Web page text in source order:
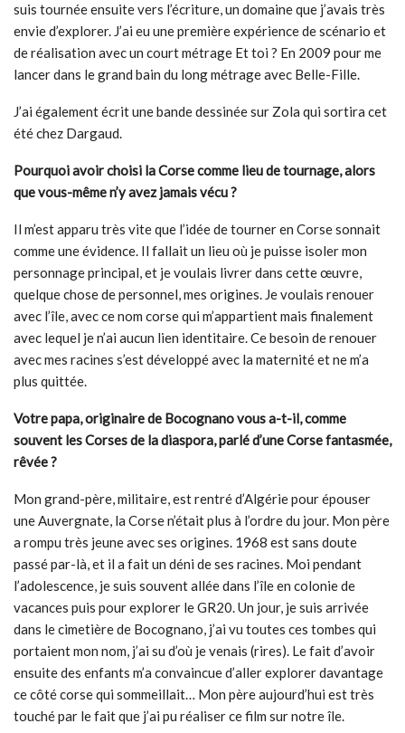
suis tournée ensuite vers l’écriture, un domaine que j’avais très
envie d’explorer. J’ai eu une première expérience de scénario et
de réalisation avec un court métrage Et toi ? En 2009 pour me
lancer dans le grand bain du long métrage avec Belle-Fille.
J’ai également écrit une bande dessinée sur Zola qui sortira cet
été chez Dargaud.
Pourquoi avoir choisi la Corse comme lieu de tournage, alors
que vous-même n’y avez jamais vécu ?
Il m’est apparu très vite que l’idée de tourner en Corse sonnait
comme une évidence. Il fallait un lieu où je puisse isoler mon
personnage principal, et je voulais livrer dans cette œuvre,
quelque chose de personnel, mes origines. Je voulais renouer
avec l’île, avec ce nom corse qui m’appartient mais finalement
avec lequel je n’ai aucun lien identitaire. Ce besoin de renouer
avec mes racines s’est développé avec la maternité et ne m’a
plus quittée.
Votre papa, originaire de Bocognano vous a-t-il, comme
souvent les Corses de la diaspora, parlé d’une Corse fantasmée,
rêvée ?
Mon grand-père, militaire, est rentré d’Algérie pour épouser
une Auvergnate, la Corse n’était plus à l’ordre du jour. Mon père
a rompu très jeune avec ses origines. 1968 est sans doute
passé par-là, et il a fait un déni de ses racines. Moi pendant
l’adolescence, je suis souvent allée dans l’île en colonie de
vacances puis pour explorer le GR20. Un jour, je suis arrivée
dans le cimetière de Bocognano, j’ai vu toutes ces tombes qui
portaient mon nom, j’ai su d’où je venais (rires). Le fait d’avoir
ensuite des enfants m’a convaincue d’aller explorer davantage
ce côté corse qui sommeillait… Mon père aujourd’hui est très
touché par le fait que j’ai pu réaliser ce film sur notre île.